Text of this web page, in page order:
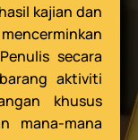
kajian dan
secara
aktiviti
khusus
mana-mana